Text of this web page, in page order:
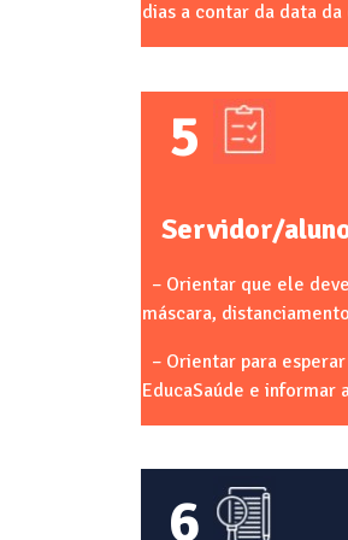
dias a contar da data
5
Servidor/
– Orientar que ele
máscara,
– Orientar para
EducaSaúde e informar
6